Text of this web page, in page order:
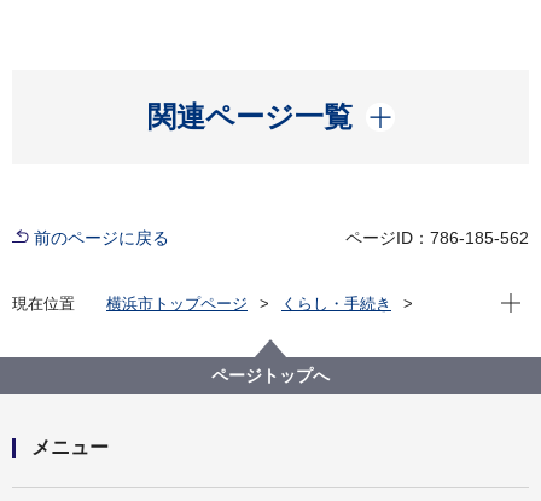
関連ページ一覧
開く
前のページに戻る ページID：786-185-562
現在位置 横浜市トップページ
くらし・手続き
地産地消の取組「買う・味わう」
よこはまの農畜産物を味わう(よこはま地産地消サポー
ト店等)
現在
ページトップへ
メニュー